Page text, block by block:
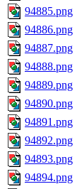
94885.png
94886.png
94887.png
94888.png
94889.png
94890.png
94891.png
94892.png
94893.png
94894.png